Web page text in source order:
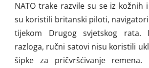
NATO trake razvile su se iz kožnih
su koristili britanski piloti,
tijekom Drugog svjetskog rata.
razloga, ručni satovi nisu koristili
šipke za pričvršćivanje remena.